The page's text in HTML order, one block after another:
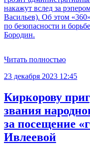
накажут вслед за
Васильев). Об этом
по безопасности и
Бородин.
Читать полностью
23 декабря 2023 12:45
Киркорову
звания
за посещение
Ивлеевой